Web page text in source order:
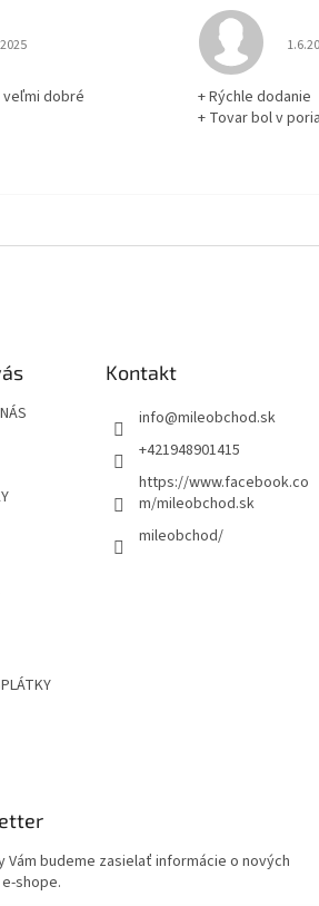
obchodu je 5 z 5 hviezdičiek.
dobré
+ Rýchle dodanie
+ Tovar bol v
Kontakt
info@mileobchod.sk
+421948901415
https://www.facebook.co
m/mileobchod.sk
mileobchod/
Vám budeme zasielať informácie o nových
shope.